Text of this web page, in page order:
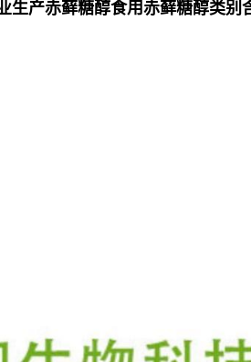
产赤藓糖醇食用赤藓糖醇类